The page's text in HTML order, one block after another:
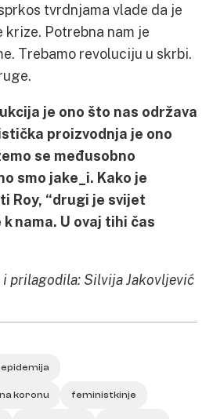
tvrdnjama vlade da je
Potrebna nam je
Trebamo revoluciju u skrbi.
je ono što nas održava
proizvodnja je ono
se međusobno
smo jake_i. Kako je
Roy, “drugi je svijet
nama. U ovaj tihi čas
i prilagodila: Silvija Jakovljević
epidemija
koronu feministkinje